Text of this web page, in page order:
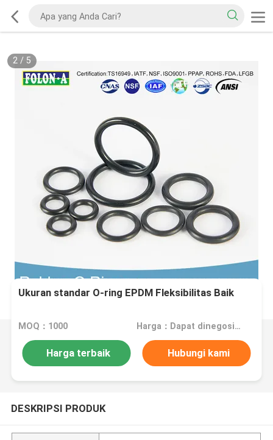
2/ 5
Ukuran standar O-ring EPDM Fleksibilitas Baik
MOQ：1000 Harga：Dapat dinegosiasikan
Harga terbaik Hubungi kami
DESKRIPSI PRODUK